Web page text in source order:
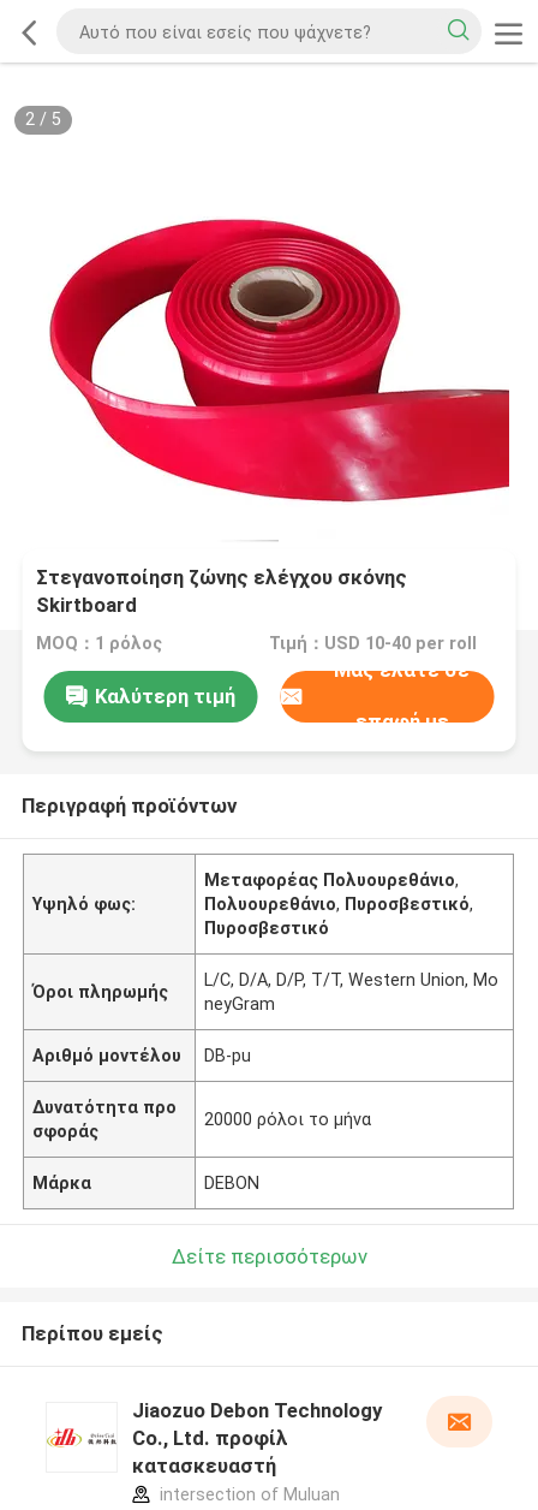
2/ 5
Στεγανοποίηση ζώνης ελέγχου σκόνης
Skirtboard
MOQ：1 ρόλος Τιμή：USD 10-40 per roll
Καλύτερη τιμή
Μας ελάτε σε
επαφή με
Περιγραφή προϊόντων
Υψηλό φως:
Μεταφορέας Πολυουρεθάνιο,
Πολυουρεθάνιο, Πυροσβεστικό,
Πυροσβεστικό
Όροι πληρωμής
L/C, D/A, D/P, T/T, Western Union, Mo
neyGram
Αριθμό μοντέλου DB-pu
Δυνατότητα προ
σφοράς
20000 ρόλοι το μήνα
Μάρκα DEBON
Δείτε περισσότερων
Περίπου εμείς
Jiaozuo Debon Technology
Co., Ltd. προφίλ
κατασκευαστή
intersection of Muluan